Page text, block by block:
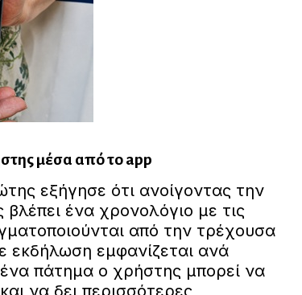
μέσα από το app
εξήγησε ότι ανοίγοντας την
ένα χρονολόγιο με τις
από την τρέχουσα
εκδήλωση εμφανίζεται ανά
πάτημα ο χρήστης μπορεί να